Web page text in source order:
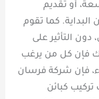
أو تقديم
كما تقوم
التأثير على
فإن كل من يرغب
فإن شركة فرسان
كبائن